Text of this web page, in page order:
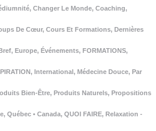
, Changer Le Monde, Coaching,
De Cœur, Cours Et Formations, Dernières
, Europe, Événements, FORMATIONS,
, International, Médecine Douce, Par
Bien-Être, Produits Naturels, Propositions
, Québec • Canada, QUOI FAIRE, Relaxation -